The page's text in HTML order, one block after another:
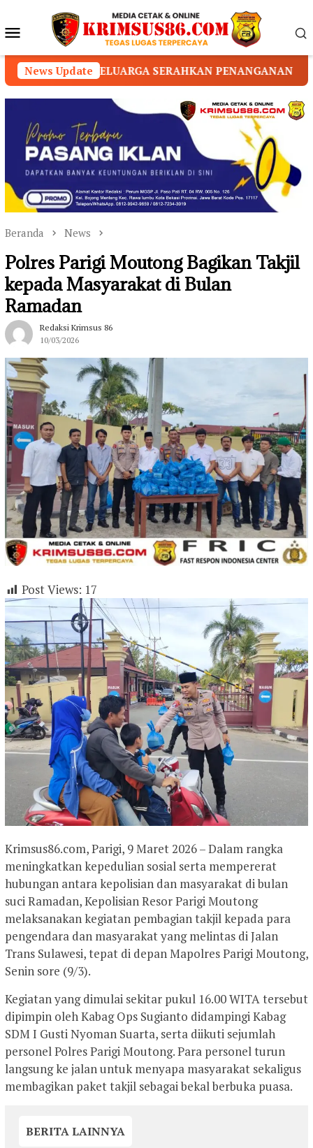
konten Menu
Mobile
News UpdatePENANGANAN KEPADA PIHAK YAYASAN
Beranda News
Polres Parigi Moutong Bagikan Takjil
kepada Masyarakat di Bulan
Ramadan
Redaksi Krimsus 86
10/03/2026
Post Views: 17
Krimsus86.com, Parigi, 9 Maret 2026 – Dalam rangka
meningkatkan kepedulian sosial serta mempererat
hubungan antara kepolisian dan masyarakat di bulan
suci Ramadan, Kepolisian Resor Parigi Moutong
melaksanakan kegiatan pembagian takjil kepada para
pengendara dan masyarakat yang melintas di Jalan
Trans Sulawesi, tepat di depan Mapolres Parigi Moutong,
Senin sore (9/3).
Kegiatan yang dimulai sekitar pukul 16.00 WITA tersebut
dipimpin oleh Kabag Ops Sugianto didampingi Kabag
SDM I Gusti Nyoman Suarta, serta diikuti sejumlah
personel Polres Parigi Moutong. Para personel turun
langsung ke jalan untuk menyapa masyarakat sekaligus
membagikan paket takjil sebagai bekal berbuka puasa.
BERITA LAINNYA